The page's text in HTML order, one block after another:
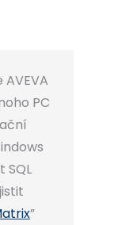
PC
SQL
”